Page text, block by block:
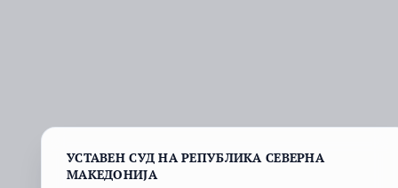
УСТАВЕН СУД НА РЕПУБЛИКА СЕВЕРНА
МАКЕДОНИЈА